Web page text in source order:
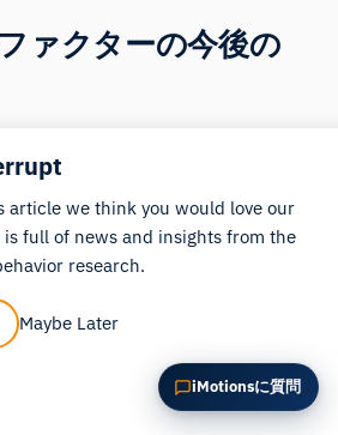
ァクターの今後の
人的要因に与える影響
ないスピードで進化し続ける
クターの重要性はますます高まっ
リアリティ、人工知能、スマー
新興技術においては、最適なユー
して倫理的な設計を確保するた
ァクターへの細心の配慮が求めら
術の開発にヒューマンファクター
iMotionsに質問
article we think you would love our
full of news and insights from the
research.
Maybe Later